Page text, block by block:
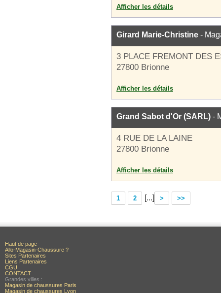
Afficher les détails
Girard Marie-Christine -
3 PLACE FREMONT DES
27800 Brionne
Afficher les détails
Grand Sabot d'Or (SARL) -
4 RUE DE LA LAINE
27800 Brionne
Afficher les détails
1 2 [...] > >>
Haut de page
Allo-Magasin-Chaussure ?
Sites Partenaires
Liens Partenaires
CGU
CONTACT
Grandes villes :
Magasin de chaussures Paris
Magasin de chaussures Lyon